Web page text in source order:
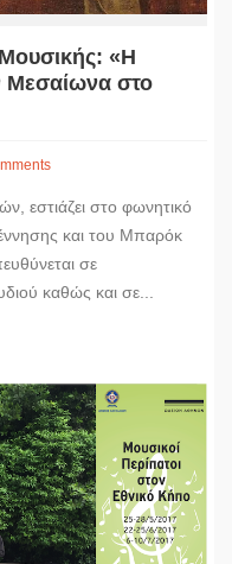
«H
Μεσαίωνα στο
εστιάζει στο φωνητικό
και του Μπαρόκ
σε
καθώς και σε...